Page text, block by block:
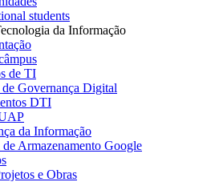
students
da Informação
de TI
Governança Digital
DTI
da Informação
Armazenamento Google
e Obras